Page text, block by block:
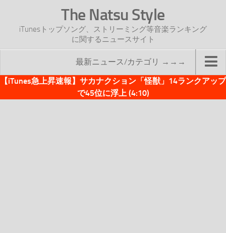
The Natsu Style
iTunesトップソング、ストリーミング等音楽ランキング
に関するニュースサイト
最新ニュース/カテゴリ →→→
TOP
【iTunes急上昇速報】サカナクション「怪獣」14ランクアップ
で45位に浮上 (4:10)